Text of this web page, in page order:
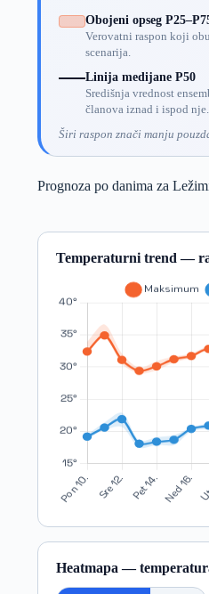
Obojeni opseg
Verovatni raspon koji
scenarija.
Linija medijane P50
Središnja vrednost
članova iznad i ispod nje.
Širi raspon znači manju
Prognoza po danima za
Temperaturni trend —
Heatmapa —